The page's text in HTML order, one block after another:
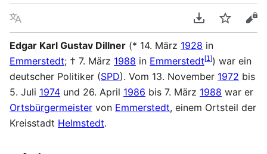
Sprache PDF
Edgar Karl Gustav Dillner (* 14. März 1928 in
Emmerstedt; † 7. März 1988 in Emmerstedt[1 ]) war ein
deutscher Politiker (SPD). Vom 13. November 1972 bis
5. Juli 1974 und 26. April 1986 bis 7. März 1988 war er
Ortsbürgermeister von Emmerstedt, einem Ortsteil der
Kreisstadt Helmstedt.